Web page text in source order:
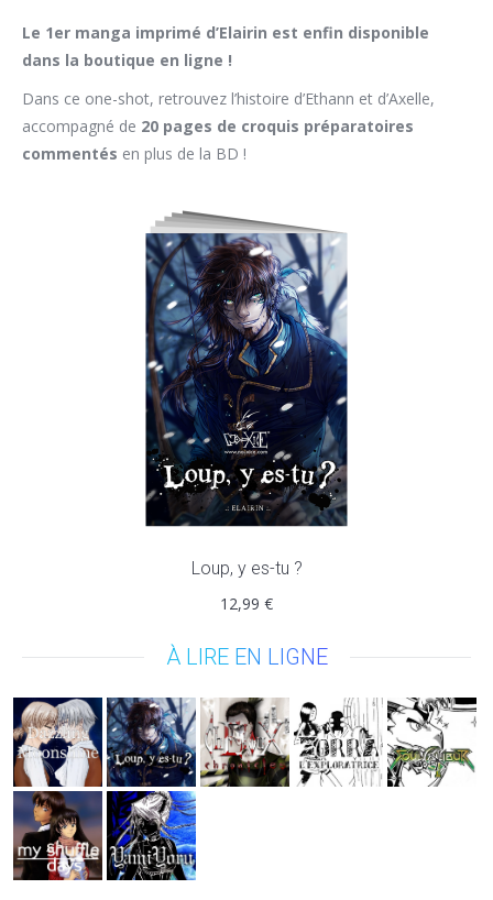
Le 1er manga imprimé d’Elairin est enfin disponible
dans la boutique en ligne !
Dans ce one-shot, retrouvez l’histoire d’Ethann et d’Axelle,
accompagné de 20 pages de croquis préparatoires
commentés en plus de la BD !
Loup, y es-tu ?
12,99 €
À LIRE EN LIGNE